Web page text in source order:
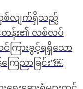
စ်လျက်ရှိသည့်
တန်း၏ လစ်လပ်
ကြားခွင့်ရရှိသော
ြေညာခြင်း”￼